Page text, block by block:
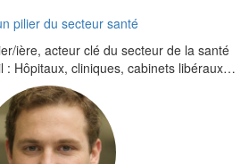
pilier du secteur santé
ière, acteur clé du secteur de la santé
: Hôpitaux, cliniques, cabinets libéraux…